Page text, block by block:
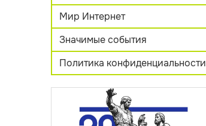
Мир Интернет
Значимые события
Политика конфиденциальности